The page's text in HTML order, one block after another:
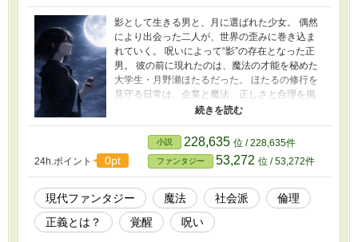
影として生きる男と、月に選ばれた少女。 偶然
により出会った二人が、世界の歪みに巻き込ま
れていく。 呪いによって“影”の存在となった正
男。 彼の前に現れたのは、魔法の才能を秘めた
大学生・月野瀬ほたるだった。 ほたるの修行を
見守る日常は、企業と魔法、正しさと合理を掲
げる男・真壁亜蓮の登場によって静かに壊れて
いく。 才能は、誰のものなのか。 正しさは、ど
こまで許されるのか。 守るために振るう力は、
本当に“善”なのか。 やがて覚醒する、月光の
姫。 その力は希望か、それとも破壊か。 これ
は、「正しさが人を追い詰める世界」で、それ
でも誰かを守ろうとした人たちの物語。 現代社
会の闇と魔法が交錯する、現代ファンタジー。
24h.ポイント 0pt
小説 228,635 位 / 228,635件
ファンタジー 53,272 位 / 53,272件
現代ファンタジー 魔法 社会派
倫理
正義とは？
覚醒 呪い